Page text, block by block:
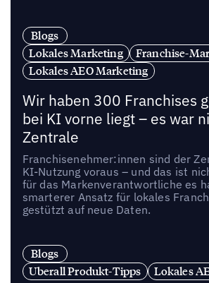
Blogs
Lokales Marketing
Franchise-
Lokales AEO Marketing
Wir haben 300 Franchises
bei KI vorne liegt – es war
Zentrale
Franchisenehmer:innen sind der
KI-Nutzung voraus – und das ist
für das Markenverantwortliche es
smarterer Ansatz für lokales
gestützt auf neue Daten.
Blogs
Uberall Produkt-Tipps
Lokales